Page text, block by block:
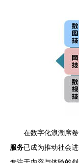
在数字化浪潮席卷
服务已成为推动社会